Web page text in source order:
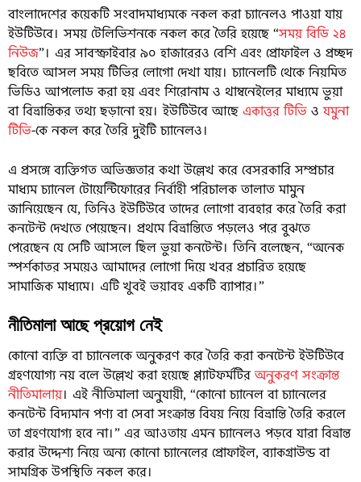
বাংলাদেশের কয়েকটি সংবাদমাধ্যমকে নকল করা চ্যানেলও পাওয়া যায়
ইউটিউবে। সময় টেলিভিশনকে নকল করে তৈরি হয়েছে “সময় বিডি ২৪
নিউজ”। এর সাবস্ক্রাইবার ৯০ হাজারেরও বেশি এবং প্রোফাইল ও প্রচ্ছদ
ছবিতে আসল সময় টিভির লোগো দেখা যায়। চ্যানেলটি থেকে নিয়মিত
ভিডিও আপলোড করা হয় এবং শিরোনাম ও থাম্বনেইলের মাধ্যমে ভুয়া
বা বিভ্রান্তিকর তথ্য ছড়ানো হয়। ইউটিউবে আছে একাত্তর টিভি ওযমুনা
টিভি-কে নকল করে তৈরি দুইটি চ্যানেলও।
এ প্রসঙ্গে ব্যক্তিগত অভিজ্ঞতার কথা উল্লেখ করে বেসরকারি সম্প্রচার
মাধ্যম চ্যানেল টোয়েন্টিফোরের নির্বাহী পরিচালক তালাত মামুন
জানিয়েছেন যে, তিনিও ইউটিউবে তাদের লোগো ব্যবহার করে তৈরি করা
কনটেন্ট দেখতে পেয়েছেন। প্রথমে বিভ্রান্তিতে পড়লেও পরে বুঝতে
পেরেছেন যে সেটি আসলে ছিল ভুয়া কনটেন্ট। তিনি বলেছেন, “অনেক
স্পর্শকাতর সময়েও আমাদের লোগো দিয়ে খবর প্রচারিত হয়েছে
সামাজিক মাধ্যমে। এটি খুবই ভয়াবহ একটি ব্যাপার।”
নীতিমালা আছে প্রয়োগ নেই
কোনো ব্যক্তি বা চ্যানেলকে অনুকরণ করে তৈরি করা কনটেন্ট ইউটিউবে
গ্রহণযোগ্য নয় বলে উল্লেখ করা হয়েছে প্ল্যাটফর্মটিরঅনুকরণ সংক্রান্ত
নীতিমালায়। এই নীতিমালা অনুযায়ী, “কোনো চ্যানেল বা চ্যানেলের
কনটেন্ট বিদ্যমান পণ্য বা সেবা সংক্রান্ত বিষয় নিয়ে বিভ্রান্তি তৈরি করলে
তা গ্রহণযোগ্য হবে না।” এর আওতায় এমন চ্যানেলও পড়বে যারা বিভ্রান্ত
করার উদ্দেশ্য নিয়ে অন্য কোনো চ্যানেলের প্রোফাইল, ব্যাকগ্রাউন্ড বা
সামগ্রিক উপস্থিতি নকল করে।